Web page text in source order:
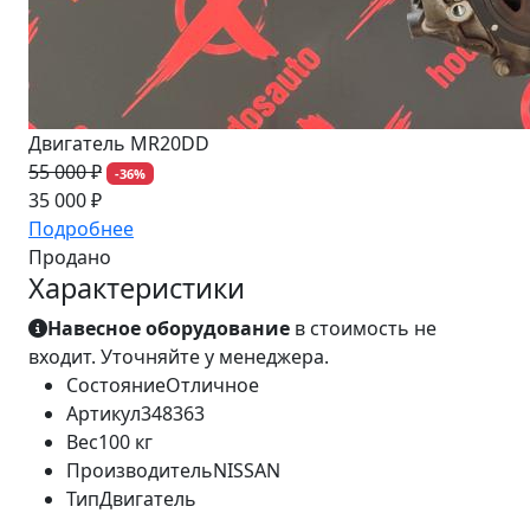
Двигатель MR20DD
55 000 ₽
-36%
35 000 ₽
Подробнее
Продано
Характеристики
Навесное оборудование в стоимость не
входит. Уточняйте у менеджера.
СостояниеОтличное
Артикул348363
Вес100 кг
ПроизводительNISSAN
ТипДвигатель